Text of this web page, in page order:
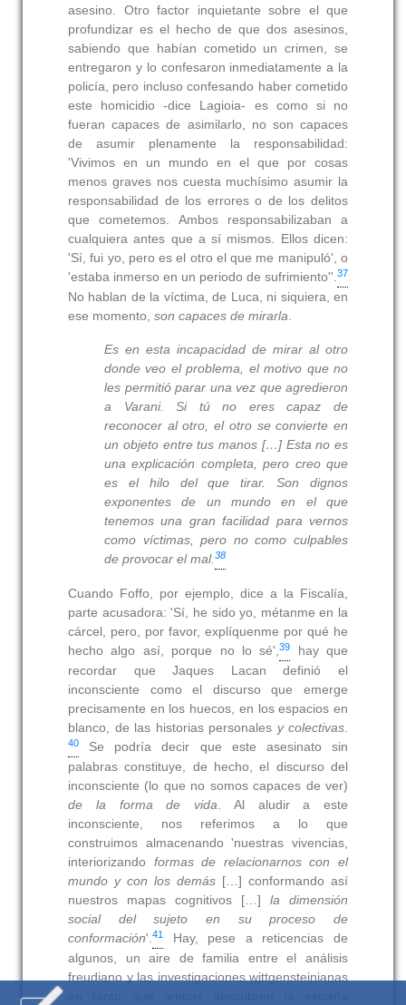
asesino. Otro factor inquietante sobre el que
profundizar es el hecho de que dos asesinos,
sabiendo que habían cometido un crimen, se
entregaron y lo confesaron inmediatamente a la
policía, pero incluso confesando haber cometido
este homicidio -dice Lagioia- es como si no
fueran capaces de asimilarlo, no son capaces
de asumir plenamente la responsabilidad:
'Vivimos en un mundo en el que por cosas
menos graves nos cuesta muchísimo asumir la
responsabilidad de los errores o de los delitos
que cometemos. Ambos responsabilizaban a
cualquiera antes que a sí mismos. Ellos dicen:
'Sí, fui yo, pero es el otro el que me manipuló', o
'estaba inmerso en un periodo de sufrimiento''.37
No hablan de la víctima, de Luca, ni siquiera, en
ese momento, son capaces de mirarla.
Es en esta incapacidad de mirar al otro
donde veo el problema, el motivo que no
les permitió parar una vez que agredieron
a Varani. Si tú no eres capaz de
reconocer al otro, el otro se convierte en
un objeto entre tus manos […] Esta no es
una explicación completa, pero creo que
es el hilo del que tirar.Son dignos
exponentes de un mundo en el que
tenemos una gran facilidad para vernos
como víctimas, pero no como culpables
de provocar el mal.38
Cuando Foffo, por ejemplo, dice a la Fiscalía,
parte acusadora: 'Sí, he sido yo, métanme en la
cárcel, pero, por favor, explíquenme por qué he
hecho algo así, porque no lo sé',39
hay que
recordar que Jaques Lacan definió el
inconsciente como el discurso que emerge
precisamente en los huecos, en los espacios en
blanco, de las historias personales y colectivas.
40
Se podría decir que este asesinato sin
palabras constituye, de hecho, el discurso del
inconsciente (lo que no somos capaces de ver)
de la forma de vida. Al aludir a este
inconsciente, nos referimos a lo que
construimos almacenando 'nuestras vivencias,
interiorizando formas de relacionarnos con el
mundo y con los demás […] conformando así
nuestros mapas cognitivos […]la dimensión
social del sujeto en su proceso de
conformación'.41
Hay, pese a reticencias de
algunos, un aire de familia entre el análisis
freudiano y las investigaciones wittgensteinianas